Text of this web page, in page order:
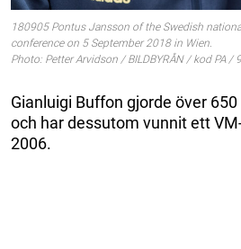
180905 Pontus Jansson of the Swedish
conference on 5 September 2018 in Wien.
Photo: Petter Arvidson / BILDBYRÅN / kod PA /
Gianluigi Buffon gjorde över
och har dessutom vunnit ett
2006.